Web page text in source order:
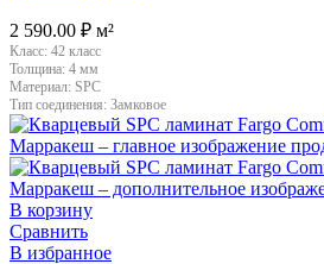
2 590.00 ₽ м²
Класс: 42 класс
Толщина: 4 мм
Материал: SPC
Тип соединения: Замковое
В корзину
Сравнить
В избранное